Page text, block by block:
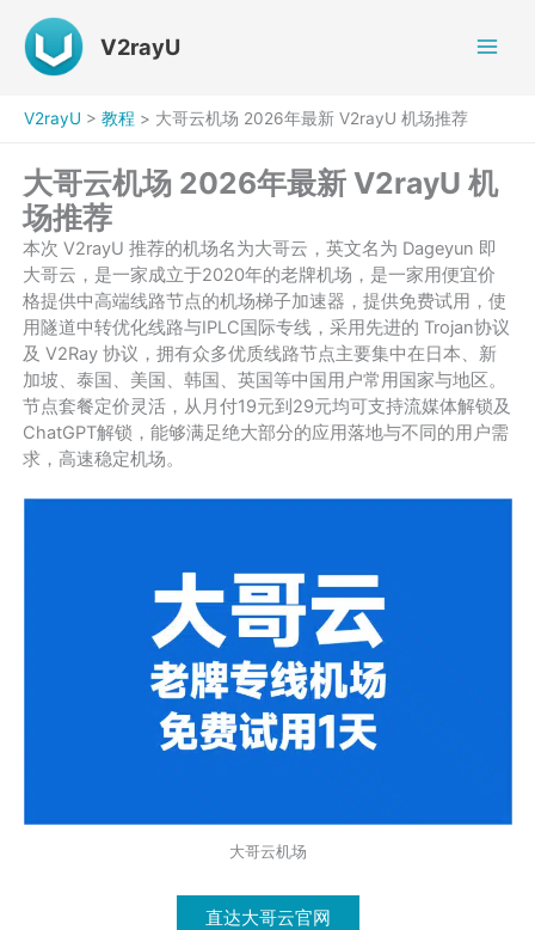
V2rayU
V2rayU > 教程 > 大哥云机场 2026年最新 V2rayU 机场推荐
大哥云机场 2026年最新 V2rayU 机
场推荐
本次 V2rayU 推荐的机场名为大哥云，英文名为 Dageyun 即
大哥云，是一家成立于2020年的老牌机场，是一家用便宜价
格提供中高端线路节点的机场梯子加速器，提供免费试用，使
用隧道中转优化线路与IPLC国际专线，采用先进的 Trojan协议
及 V2Ray 协议，拥有众多优质线路节点主要集中在日本、新
加坡、泰国、美国、韩国、英国等中国用户常用国家与地区。
节点套餐定价灵活，从月付19元到29元均可支持流媒体解锁及
ChatGPT解锁，能够满足绝大部分的应用落地与不同的用户需
求，高速稳定机场。
大哥云机场
直达大哥云官网